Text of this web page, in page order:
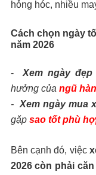
hỏng hóc, nhiều
Cách chọn ngày
năm 2026
-Xem ngày đẹp
hưởng của ngũ
- Xem ngày mua
gặp sao tốt phù
Bên cạnh đó, việc
2026 còn phải